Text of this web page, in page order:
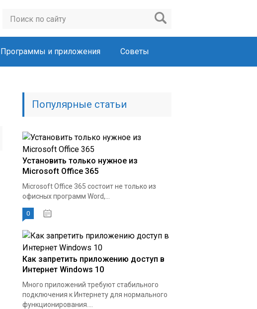
Программы и приложения Советы
Популярные статьи
Установить только нужное из
Microsoft Office 365
Microsoft Office 365 состоит не только из
офисных программ Word,...
0
Как запретить приложению доступ в
Интернет Windows 10
Много приложений требуют стабильного
подключения к Интернету для нормального
функционирования....